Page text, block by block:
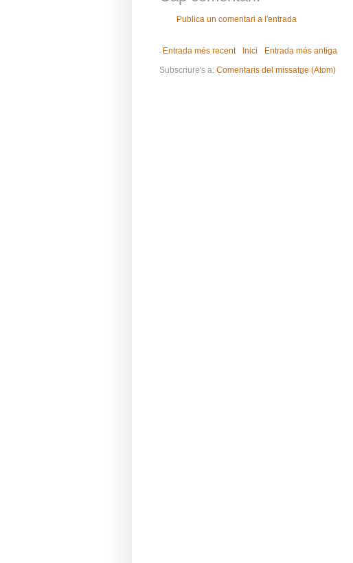
Publica un comentari a l'entrada
Entrada més recent Entrada més antiga
Inici
Subscriure's a: Comentaris del missatge (Atom)